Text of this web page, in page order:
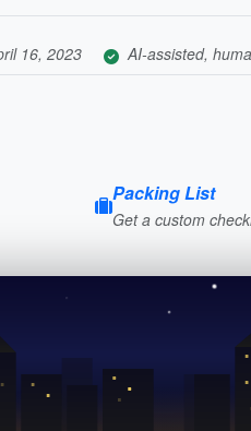
16, 2023 AI-assisted,
Packing List
Get a custom